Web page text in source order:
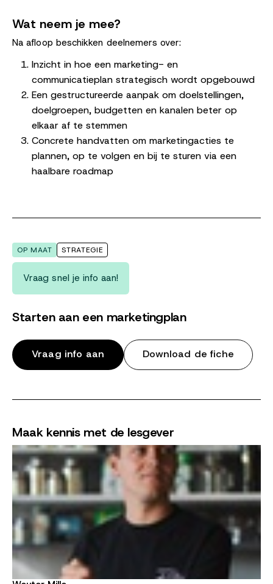
Wat neem je mee?
Na afloop beschikken deelnemers over:
Inzicht in hoe een marketing- en
communicatieplan strategisch wordt opgebouwd
Een gestructureerde aanpak om doelstellingen,
doelgroepen, budgetten en kanalen beter op
elkaar af te stemmen
Concrete handvatten om marketingacties te
plannen, op te volgen en bij te sturen via een
haalbare roadmap
Maak kennis met de lesgever
OP MAAT STRATEGIE
Vraag snel je info aan!
Starten aan een marketingplan
Vraag info aan Download de fiche